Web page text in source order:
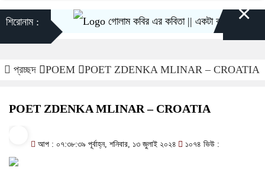
শিরোনাম : গোলাম কবির এর কবিতা || একটা কাঙ্ক্ষিত স্বপ্নের
×
প্রচ্ছদ POEM POET ZDENKA MLINAR – CROATIA
POET ZDENKA MLINAR – CROATIA
আপ : ০৭:৩৮:৩৯ পূর্বাহ্ন, শনিবার, ১৩ জুলাই ২০২৪ ১০৭৪ ভিউ :